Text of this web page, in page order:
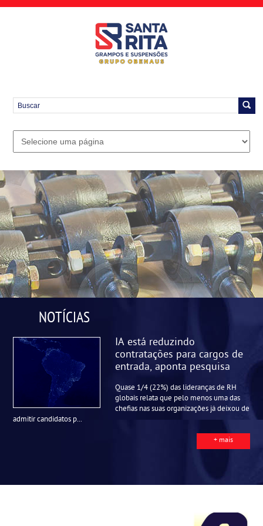
NOTÍCIAS
IA está reduzindo
contratações para cargos de
entrada, aponta pesquisa
Quase 1/4 (22%) das lideranças de RH
globais relata que pelo menos uma das
chefias nas suas organizações já deixou de
admitir candidatos p...
+ mais